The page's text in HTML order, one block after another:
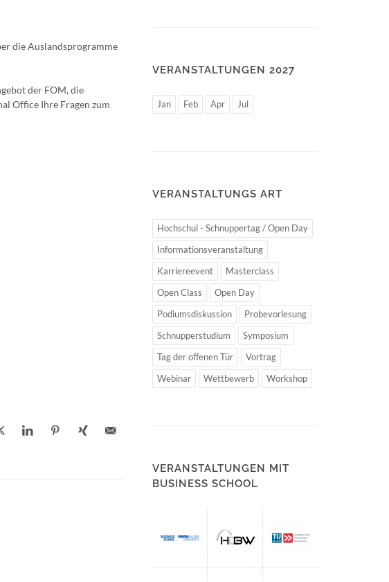
die Auslandsprogramme
der FOM, die
Office Ihre Fragen zum
VERANSTALTUNGEN 2027
Jan Feb Apr Jul
VERANSTALTUNGS ART
Hochschul - Schnuppertag / Open Day
Informationsveranstaltung
Karriereevent
Masterclass
Open Class
Open Day
Podiumsdiskussion
Probevorlesung
Schnupperstudium
Symposium
Tag der offenen Tür
Vortrag
Webinar
Wettbewerb Workshop
VERANSTALTUNGEN MIT
BUSINESS SCHOOL